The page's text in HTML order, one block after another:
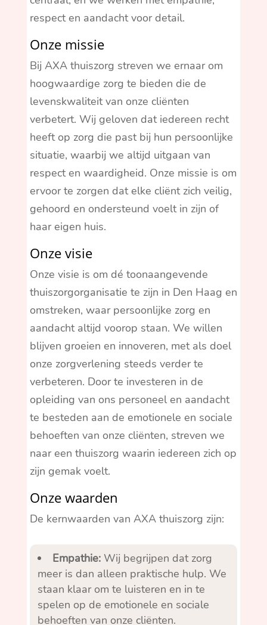
respect en aandacht voor detail.
Onze missie
Bij AXA thuiszorg streven we ernaar om
hoogwaardige zorg te bieden die de
levenskwaliteit van onze cliënten
verbetert. Wij geloven dat iedereen recht
heeft op zorg die past bij hun persoonlijke
situatie, waarbij we altijd uitgaan van
respect en waardigheid. Onze missie is om
ervoor te zorgen dat elke cliënt zich veilig,
gehoord en ondersteund voelt in zijn of
haar eigen huis.
Onze visie
Onze visie is om dé toonaangevende
thuiszorgorganisatie te zijn in Den Haag en
omstreken, waar persoonlijke zorg en
aandacht altijd voorop staan. We willen
blijven groeien en innoveren, met als doel
onze zorgverlening steeds verder te
verbeteren. Door te investeren in de
opleiding van ons personeel en aandacht
te besteden aan de emotionele en sociale
behoeften van onze cliënten, streven we
naar een thuiszorg waarin iedereen zich op
zijn gemak voelt.
Onze waarden
De kernwaarden van AXA thuiszorg zijn:
Empathie:Wij begrijpen dat zorg
meer is dan alleen praktische hulp. We
staan klaar om te luisteren en in te
spelen op de emotionele en sociale
behoeften van onze cliënten.